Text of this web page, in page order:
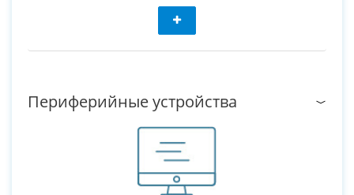
Периферийные устройства